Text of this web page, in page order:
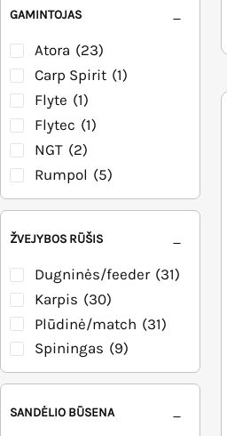
GAMINTOJAS
Atora (23)
Carp Spirit (1)
Flyte (1)
Flytec (1)
NGT (2)
Rumpol (5)
ŽVEJYBOS RŪŠIS
Dugninės/feeder (31)
Karpis (30)
Plūdinė/match (31)
Spiningas (9)
SANDĖLIO BŪSENA